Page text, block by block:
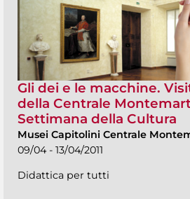
Gli dei e le macchine.
della Centrale
Settimana della Cultura
Musei Capitolini Centrale
09/04 - 13/04/2011
Didattica per tutti